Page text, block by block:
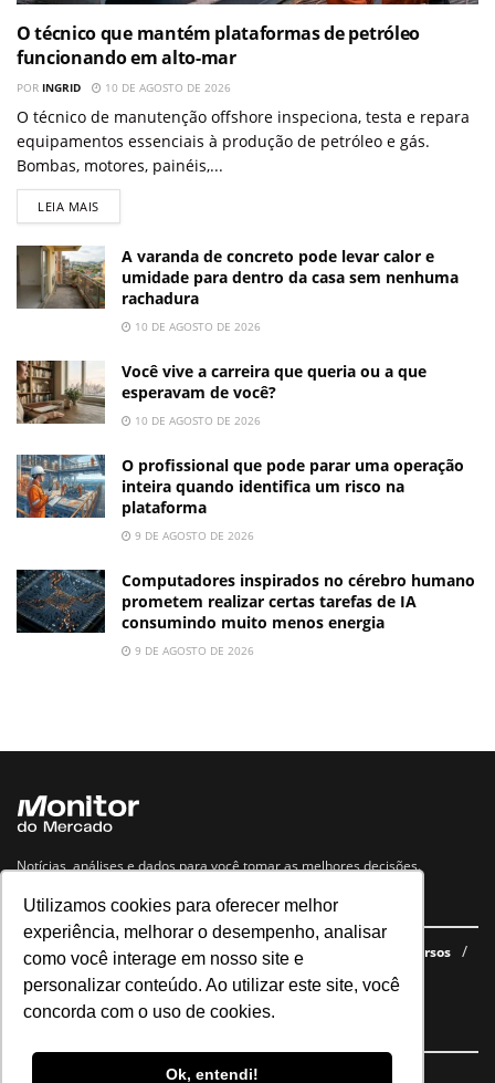
Utilizamos cookies para oferecer melhor
experiência, melhorar o desempenho, analisar
como você interage em nosso site e
personalizar conteúdo. Ao utilizar este site, você
concorda com o uso de cookies.
Ok, entendi!
O técnico que mantém plataformas de petróleo
funcionando em alto-mar
POR INGRID 10 DE AGOSTO DE 2026
O técnico de manutenção offshore inspeciona, testa e repara
equipamentos essenciais à produção de petróleo e gás.
Bombas, motores, painéis,...
LEIA MAIS
A varanda de concreto pode levar calor e
umidade para dentro da casa sem nenhuma
rachadura
10 DE AGOSTO DE 2026
Você vive a carreira que queria ou a que
esperavam de você?
10 DE AGOSTO DE 2026
O profissional que pode parar uma operação
inteira quando identifica um risco na
plataforma
9 DE AGOSTO DE 2026
Computadores inspirados no cérebro humano
prometem realizar certas tarefas de IA
consumindo muito menos energia
9 DE AGOSTO DE 2026
Notícias, análises e dados para você tomar as melhores decisões.
Navegue no site
Últimas notícias Quem somos E-books gratuitos
Cursos
Política de privacidade